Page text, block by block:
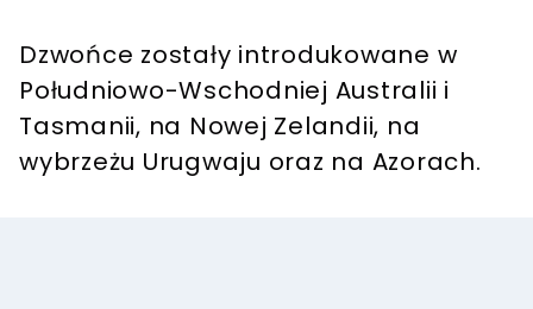
Dzwońce zostały introdukowane w
Południowo-Wschodniej Australii i
Tasmanii, na Nowej Zelandii, na
wybrzeżu Urugwaju oraz na Azorach.